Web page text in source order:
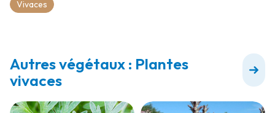
Vivaces
Autres végétaux : Plantes
vivaces